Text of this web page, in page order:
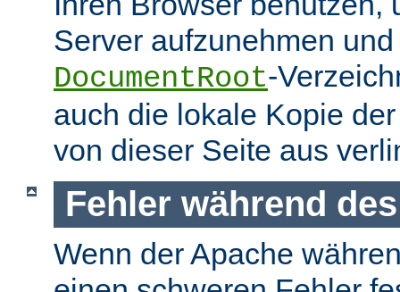
Server aufzunehmen
DocumentRoot-
auch die lokale Kopie
von dieser Seite aus
Fehler während
Wenn der Apache